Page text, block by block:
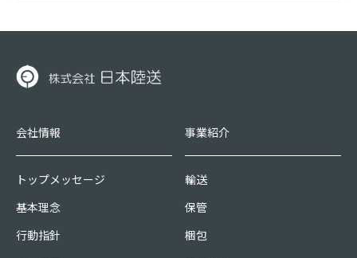
会社情報
トップメッセージ
基本理念
行動指針
事業紹介
輸送
保管
梱包